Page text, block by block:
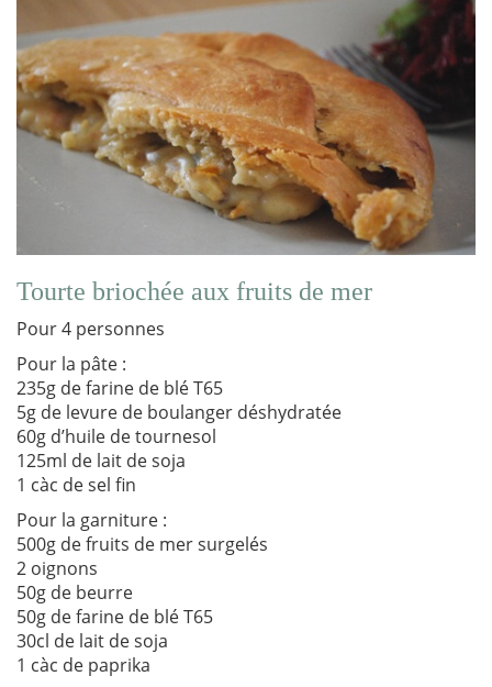
Tourte briochée aux fruits de mer
Pour 4 personnes
Pour la pâte :
235g de farine de blé T65
5g de levure de boulanger déshydratée
60g d’huile de tournesol
125ml de lait de soja
1 càc de sel fin
Pour la garniture :
500g de fruits de mer surgelés
2 oignons
50g de beurre
50g de farine de blé T65
30cl de lait de soja
1 càc de paprika